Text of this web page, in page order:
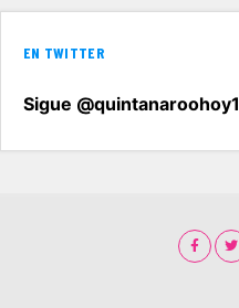
EN TWITTER
Sigue @quintanaroohoy1